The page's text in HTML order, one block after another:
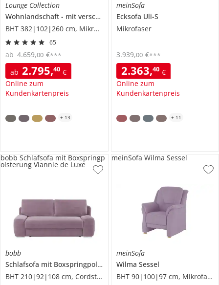
Lounge Collection
Wohnlandschaft
mit verschiedenen Funktionen
BHT 382|102|260 cm, Mikrofaser
65
ab 2.795,40 €
Online zum
Kundenkartenpreis
ab 4.659,00 €***
+ 13
meinSofa
Ecksofa Uli-S
Mikrofaser
2.363,40 €
Online zum
Kundenkartenpreis
3.939,00 €***
+ 11
bobb
Schlafsofa mit Boxspringpolsterung
Viannie de Luxe
BHT 210|92|108 cm, Cordstoff
bobb Schlafsofa mit Boxspringp
olsterung Viannie de Luxe
meinSofa
Wilma Sessel
BHT 90|100|97 cm, Mikrofaser
meinSofa Wilma Sessel